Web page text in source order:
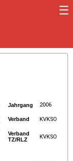
☰
Jahrgang 2006
Verband KVKSO
Verband
TZ/RLZ
KVKSO